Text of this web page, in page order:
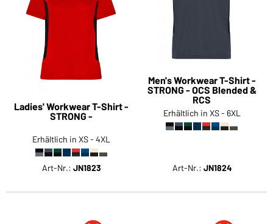
Ladies' Workwear T-Shirt -
STRONG -
Erhältlich in XS - 4XL
Art-Nr.: JN1823
Men's Workwear T-Shirt -
STRONG - OCS Blended &
RCS
Erhältlich in XS - 6XL
Art-Nr.: JN1824